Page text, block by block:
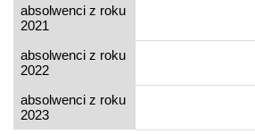
absolwenci z roku
2021
absolwenci z roku
2022
absolwenci z roku
2023